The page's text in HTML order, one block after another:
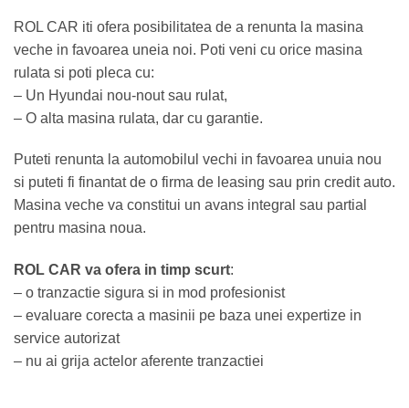
ROL CAR iti ofera posibilitatea de a renunta la masina
veche in favoarea uneia noi. Poti veni cu orice masina
rulata si poti pleca cu:
– Un Hyundai nou-nout sau rulat,
– O alta masina rulata, dar cu garantie.
Puteti renunta la automobilul vechi in favoarea unuia nou
si puteti fi finantat de o firma de leasing sau prin credit auto.
Masina veche va constitui un avans integral sau partial
pentru masina noua.
ROL CAR va ofera in timp scurt:
– o tranzactie sigura si in mod profesionist
– evaluare corecta a masinii pe baza unei expertize in
service autorizat
– nu ai grija actelor aferente tranzactiei